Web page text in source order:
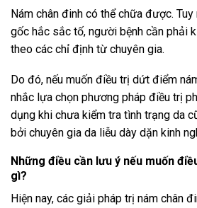
Nám chân đinh có thể chữa được.
gốc hắc sắc tố, người bệnh cần phải
theo các chỉ định từ chuyên gia.
Do đó, nếu muốn điều trị dứt điểm
nhắc lựa chọn phương pháp điều trị
dụng khi chưa kiểm tra tình trạng da
bởi chuyên gia da liễu dày dặn kinh
Những điều cần lưu ý nếu muốn
gì?
Hiện nay, các giải pháp trị nám chân